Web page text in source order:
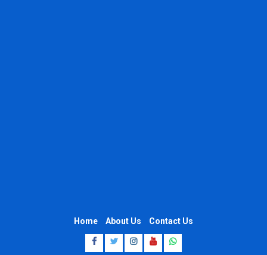
Home About Us Contact Us
Facebook
Twitter
Instagram
Youtube
Whatsapp